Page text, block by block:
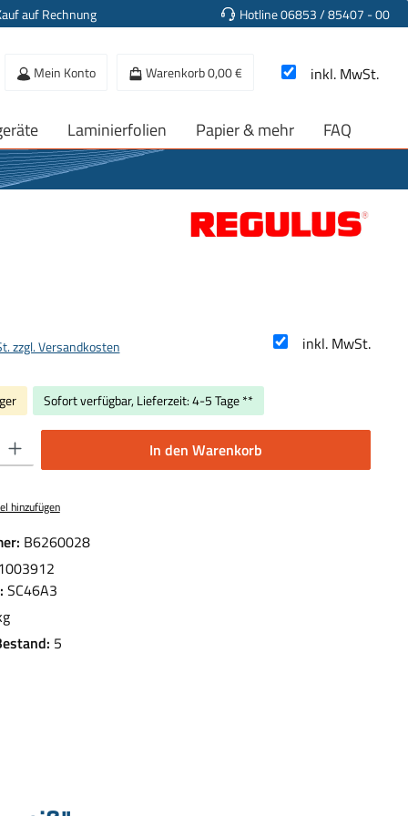
auf Rechnung Hotline 06853 / 85407 - 00
Mein Konto Warenkorb0,00 € inkl. MwSt.
Laminierfolien Papier & mehr FAQ
inkl. MwSt.
zzgl. Versandkosten
Sofort verfügbar, Lieferzeit: 4-5 Tage **
Gib den gewünschten Wert ein oder benutze die Schaltflächen um die
In den Warenkorb
hinzufügen
B6260028
SC46A3
5